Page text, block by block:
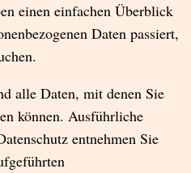
einen einfachen Überblick
Daten passiert,
alle Daten, mit denen Sie
können. Ausführliche
entnehmen Sie